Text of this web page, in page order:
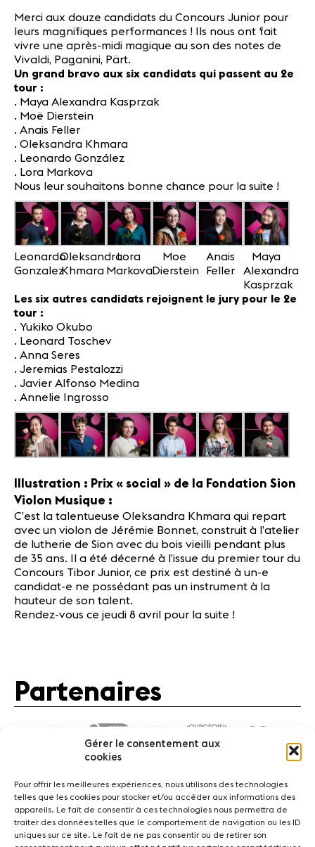
Gérer le consentement aux
cookies
Pour offrir les meilleures expériences, nous utilisons des technologies
telles que les cookies pour stocker et/ou accéder aux informations des
appareils. Le fait de consentir à ces technologies nous permettra de
traiter des données telles que le comportement de navigation ou les ID
uniques sur ce site. Le fait de ne pas consentir ou de retirer son
Médias
Revue de
presse
Emplois
A propos
Mentions
légales
Contact
Merci aux douze candidats du Concours Junior pour
leurs magnifiques performances ! Ils nous ont fait
vivre une après-midi magique au son des notes de
Vivaldi, Paganini, Pärt.
Un grand bravo aux six candidats qui passent au 2e
tour :
. Maya Alexandra Kasprzak
. Moë Dierstein
. Anais Feller
. Oleksandra Khmara
. Leonardo González
. Lora Markova
Nous leur souhaitons bonne chance pour la suite !
Leonardo
Gonzalez
Oleksandra
Khmara
Lora
Markova
Moe
Dierstein
Anais
Feller
Maya
Alexandra
Kasprzak
Les six autres candidats rejoignent le jury pour le 2e
tour :
. Yukiko Okubo
. Leonard Toschev
. Anna Seres
. Jeremias Pestalozzi
. Javier Alfonso Medina
. Annelie Ingrosso
Illustration : Prix « social » de la Fondation Sion
Violon Musique :
C’est la talentueuse Oleksandra Khmara qui repart
avec un violon de Jérémie Bonnet, construit à l’atelier
de lutherie de Sion avec du bois vieilli pendant plus
de 35 ans. Il a été décerné à l’issue du premier tour du
Concours Tibor Junior, ce prix est destiné à un-e
candidat-e ne possédant pas un instrument à la
hauteur de son talent.
Rendez-vous ce jeudi 8 avril pour la suite !
Partenaires
ActualitésConcerts Bénévoles Médiation